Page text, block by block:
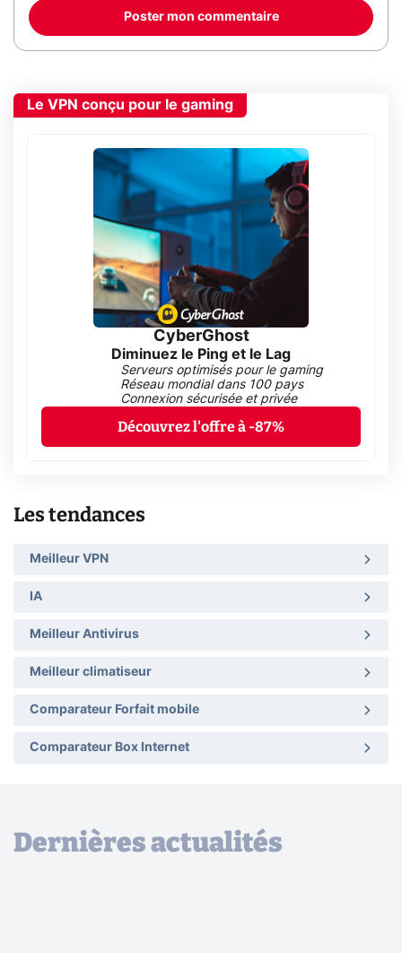
Poster mon commentaire
Le VPN conçu pour le gaming
CyberGhost
Diminuez le Ping et le Lag
Serveurs optimisés pour le gaming
Réseau mondial dans 100 pays
Connexion sécurisée et privée
Découvrez l'offre à -87%
Les tendances
Meilleur VPN
IA
Meilleur Antivirus
Meilleur climatiseur
Comparateur Forfait mobile
Comparateur Box Internet
Dernières actualités